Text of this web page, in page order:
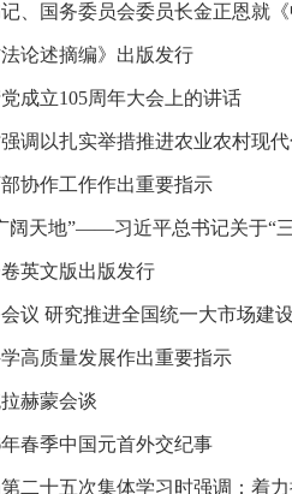
、国务委员会委员长金正恩就
论述摘编》出版发行
成立105周年大会上的讲话
调以扎实举措推进农业农村现
协作工作作出重要指示
阔天地”——习近平总书记关于“
英文版出版发行
议 研究推进全国统一大市场建
高质量发展作出重要指示
赫蒙会谈
春季中国元首外交纪事
二十五次集体学习时强调：着